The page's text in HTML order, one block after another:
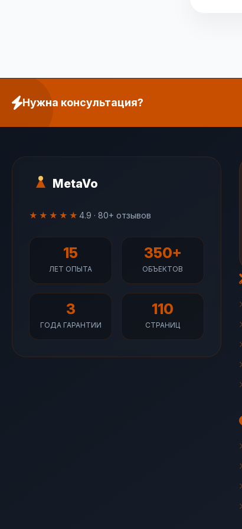
Нужна консультация?
MetaVo
★★★★★ 4.9 · 80+ отзывов
15
ЛЕТ ОПЫТА
350+
ОБЪЕКТОВ
3
ГОДА ГАРАНТИИ
110
СТРАНИЦ